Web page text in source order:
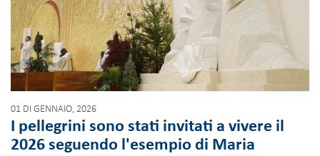
01 DI GENNAIO, 2026
I pellegrini sono stati invitati a vivere il
2026 seguendo l'esempio di Maria